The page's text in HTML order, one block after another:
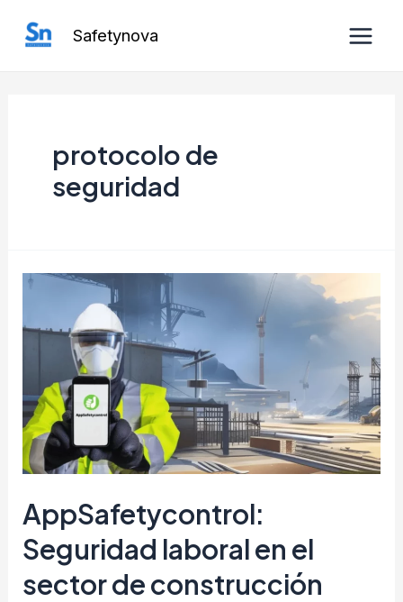
Safetynova
protocolo de
seguridad
AppSafetycontrol:
Seguridad laboral en el
sector de construcción